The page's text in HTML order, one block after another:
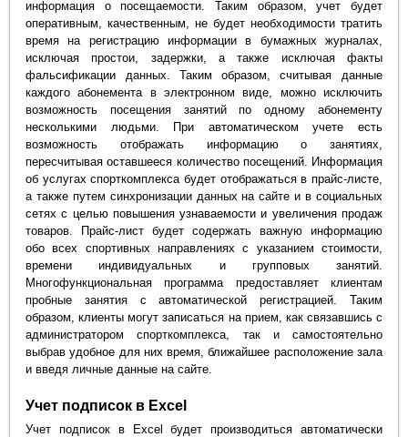
информация о посещаемости. Таким образом, учет будет
оперативным, качественным, не будет необходимости тратить
время на регистрацию информации в бумажных журналах,
исключая простои, задержки, а также исключая факты
фальсификации данных. Таким образом, считывая данные
каждого абонемента в электронном виде, можно исключить
возможность посещения занятий по одному абонементу
несколькими людьми. При автоматическом учете есть
возможность отображать информацию о занятиях,
пересчитывая оставшееся количество посещений. Информация
об услугах спорткомплекса будет отображаться в прайс-листе,
а также путем синхронизации данных на сайте и в социальных
сетях с целью повышения узнаваемости и увеличения продаж
товаров. Прайс-лист будет содержать важную информацию
обо всех спортивных направлениях с указанием стоимости,
времени индивидуальных и групповых занятий.
Многофункциональная программа предоставляет клиентам
пробные занятия с автоматической регистрацией. Таким
образом, клиенты могут записаться на прием, как связавшись с
администратором спорткомплекса, так и самостоятельно
выбрав удобное для них время, ближайшее расположение зала
и введя личные данные на сайте.
Учет подписок в Excel
Учет подписок в Excel будет производиться автоматически